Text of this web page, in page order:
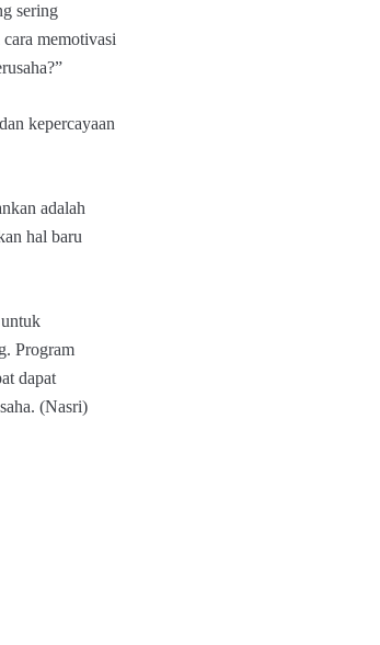
sering
memotivasi
kepercayaan
adalah
hal baru
Program
dapat
(Nasri)